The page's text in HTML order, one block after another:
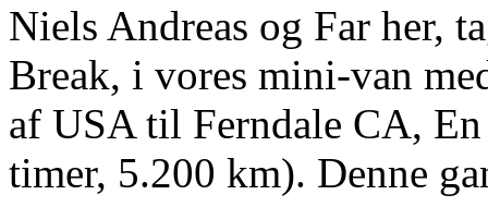
Niels Andreas og Far her,
Break, i vores mini-van
af USA til Ferndale CA,
timer, 5.200 km). Denne